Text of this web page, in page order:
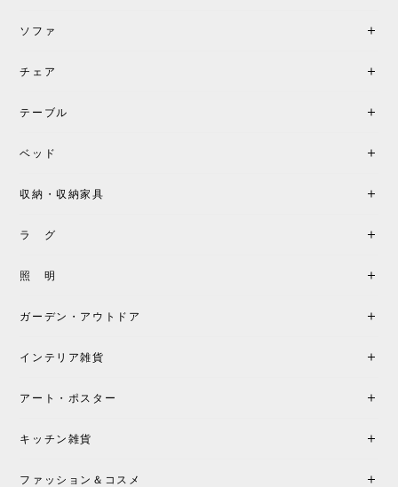
ソファ
チェア
テーブル
ベッド
収納・収納家具
ラ グ
照 明
ガーデン・アウトドア
インテリア雑貨
アート・ポスター
キッチン雑貨
ファッション＆コスメ